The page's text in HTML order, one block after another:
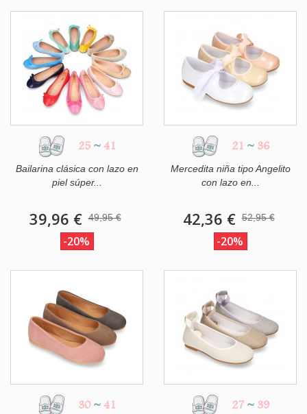
25 ~ 41
Bailarina clásica con lazo en
piel súper...
39,96 € 49,95 €
-20%
21 ~ 36
Mercedita niña tipo Angelito
con lazo en...
42,36 € 52,95 €
-20%
30 ~ 41 27 ~ 39